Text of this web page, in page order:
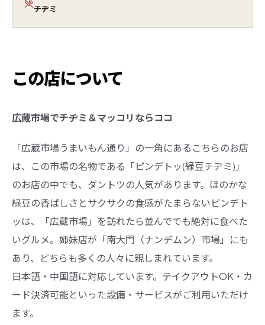
チヂミ
この店について
広蔵市場でチヂミ＆マッコリならココ
「広蔵市場うまいもん通り」の一角にあるこちらのお店
は、この市場の名物である「ピンデトッ(緑豆チヂミ)」
のお店の中でも、ダントツの人気があります。ほのかな
緑豆の香ばしさとサクサクの食感がたまらないピンデト
ッは、「広蔵市場」を訪れたら並んででも絶対に食べた
いグルメ。姉妹店が「南大門（ナンデムン）市場」にも
あり、どちらも多くの人々に親しまれています。
日本語・中国語に対応しています。テイクアウトOK・カ
ード決済可能といった設備・サービスがご利用いただけ
ます。